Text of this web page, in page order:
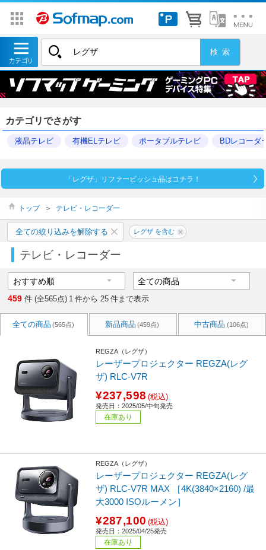
カテゴリでさがす
液晶テレビ 有機ELテレビ ポータブルテレビ BDレコーダ
「レグザ」リファービッシュ品はコチラ！
トップ ＞ テレビ・レコーダー
全ての絞り込みを解除する レグザ を含む
テレビ・レコーダー
459 件 (全565点) 1 件から 25 件まで表示
全ての商品 (565点) 新品商品 (459点) 中古商品 (106点)
REGZA（レグザ）
レーザープロジェクター REGZA(レグ
ザ) RLC-V7R
¥237,598 (税込)
発売日：2025/05/中旬発売
在庫あり
REGZA（レグザ）
レーザープロジェクター REGZA(レグ
ザ) RLC-V7R MAX ［4K(3840×2160) /最
大3000 ISOルーメン］
¥287,100 (税込)
発売日：2025/04/25発売
在庫あり